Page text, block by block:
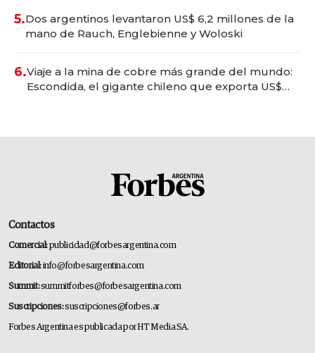
5.Dos argentinos levantaron US$ 6,2 millones de la
mano de Rauch, Englebienne y Woloski
6.Viaje a la mina de cobre más grande del mundo:
Escondida, el gigante chileno que exporta US$
Contactos
Comercial:publicidad@forbesargentina.com
Editorial:info@forbesargentina.com
Summit:summitforbes@forbesargentina.com
Suscripciones:suscripciones@forbes.ar
Forbes Argentina es publicada por HT Media SA.